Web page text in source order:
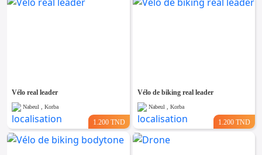
Vélo real leader
Nabeul , Korba
1.200 TND
Vélo de biking real leader
Nabeul , Korba
1.200 TND